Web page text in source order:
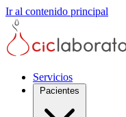
Ir al contenido principal
Servicios